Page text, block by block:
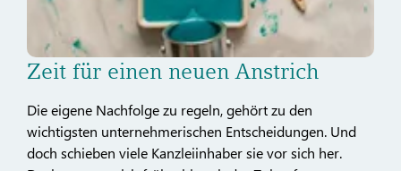
Zeit für einen neuen Anstrich
Die eigene Nachfolge zu regeln, gehört zu den
wichtigsten unternehmerischen Entscheidungen. Und
doch schieben viele Kanzleiinhaber sie vor sich her.